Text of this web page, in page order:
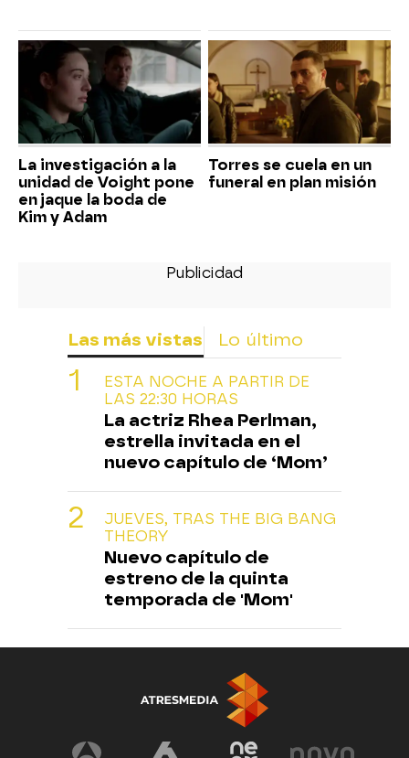
La investigación a la
unidad de Voight pone
en jaque la boda de
Kim y Adam
Torres se cuela en un
funeral en plan misión
Las más vistas Lo último
ESTA NOCHE A PARTIR DE
LAS 22:30 HORAS
La actriz Rhea Perlman,
estrella invitada en el
nuevo capítulo de ‘Mom’
JUEVES, TRAS THE BIG BANG
THEORY
Nuevo capítulo de
estreno de la quinta
temporada de 'Mom'